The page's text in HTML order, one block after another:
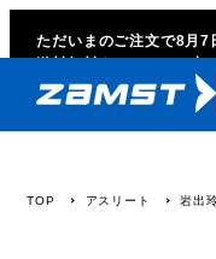
ただいまのご注文で8月7
TOP アスリート 岩出